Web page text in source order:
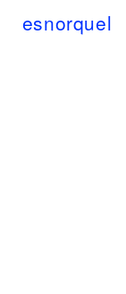
esnorquel